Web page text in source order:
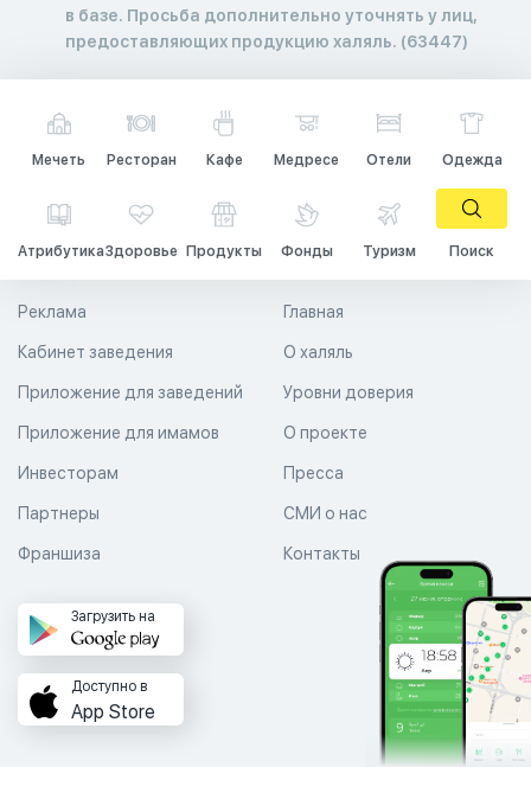
в базе. Просьба дополнительно уточнять у лиц,
предоставляющих продукцию халяль. (63447)
Мечеть Ресторан Кафе Медресе Отели Одежда
АтрибутикаЗдоровье Продукты Фонды Туризм Поиск
Главная
О халяль
Уровни доверия
Реклама
Кабинет заведения
Приложение для заведений
Приложение для имамов О проекте
Пресса
СМИ о нас
Контакты
Инвесторам
Партнеры
Франшиза
Загрузить на
Доступно в
App Store